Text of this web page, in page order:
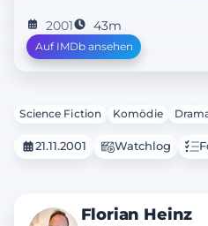
beiden zu einer heftigen
schließlich in einer
Umarmung endet.
2001 43m
Auf IMDb ansehen
Science Fiction Komödie
21.11.2001 Watchlog
Florian Heinz